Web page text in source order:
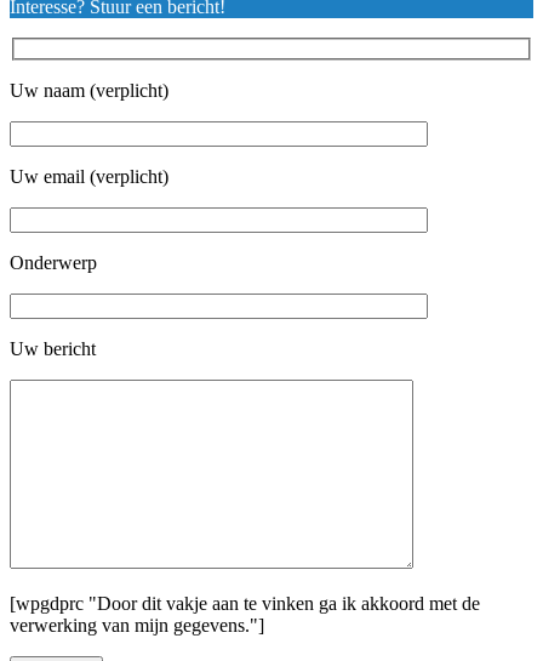
tot
Interesse? Stuur een bericht!
Uw naam (verplicht)
Uw email (verplicht)
Onderwerp
Uw bericht
[wpgdprc "Door dit vakje aan te vinken ga ik akkoord met de
verwerking van mijn gegevens."]